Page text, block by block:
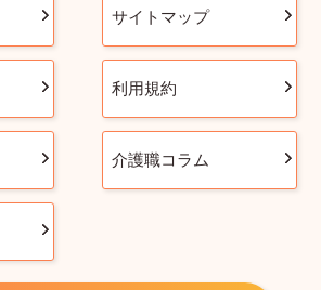
サイトマップ
利用規約
介護職コラム